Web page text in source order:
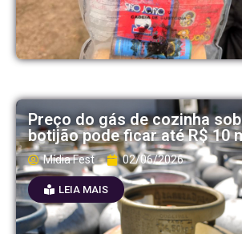
Preço do gás de cozinha
botijão pode ficar até R$ 10
Mídia Fest 02/06/2026
LEIA MAIS